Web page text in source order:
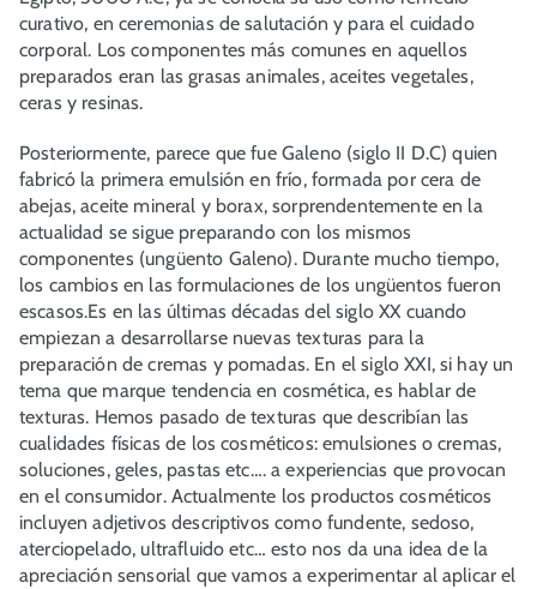
curativo, en ceremonias de salutación y para el cuidado
corporal. Los componentes más comunes en aquellos
preparados eran las grasas animales, aceites vegetales,
ceras y resinas.
Posteriormente, parece que fue Galeno (siglo II D.C) quien
fabricó la primera emulsión en frío, formada por cera de
abejas, aceite mineral y borax, sorprendentemente en la
actualidad se sigue preparando con los mismos
componentes (ungüento Galeno). Durante mucho tiempo,
los cambios en las formulaciones de los ungüentos fueron
escasos.Es en las últimas décadas del siglo XX cuando
empiezan a desarrollarse nuevas texturas para la
preparación de cremas y pomadas. En el siglo XXI, si hay un
tema que marque tendencia en cosmética, es hablar de
texturas. Hemos pasado de texturas que describían las
cualidades físicas de los cosméticos: emulsiones o cremas,
soluciones, geles, pastas etc…. a experiencias que provocan
en el consumidor. Actualmente los productos cosméticos
incluyen adjetivos descriptivos como fundente, sedoso,
aterciopelado, ultrafluido etc… esto nos da una idea de la
apreciación sensorial que vamos a experimentar al aplicar el